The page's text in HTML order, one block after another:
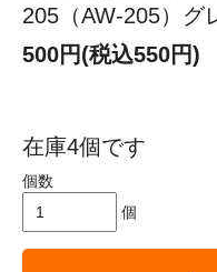
205（AW-205）グ
500円(税込550円)
在庫4個です
個数
個